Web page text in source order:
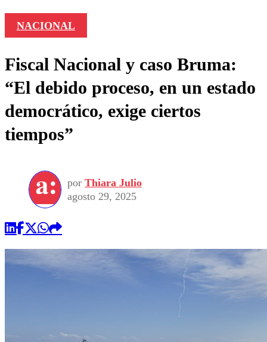
NACIONAL
Fiscal Nacional y caso Bruma:
“El debido proceso, en un estado
democrático, exige ciertos
tiempos”
por Thiara Julio
agosto 29, 2025